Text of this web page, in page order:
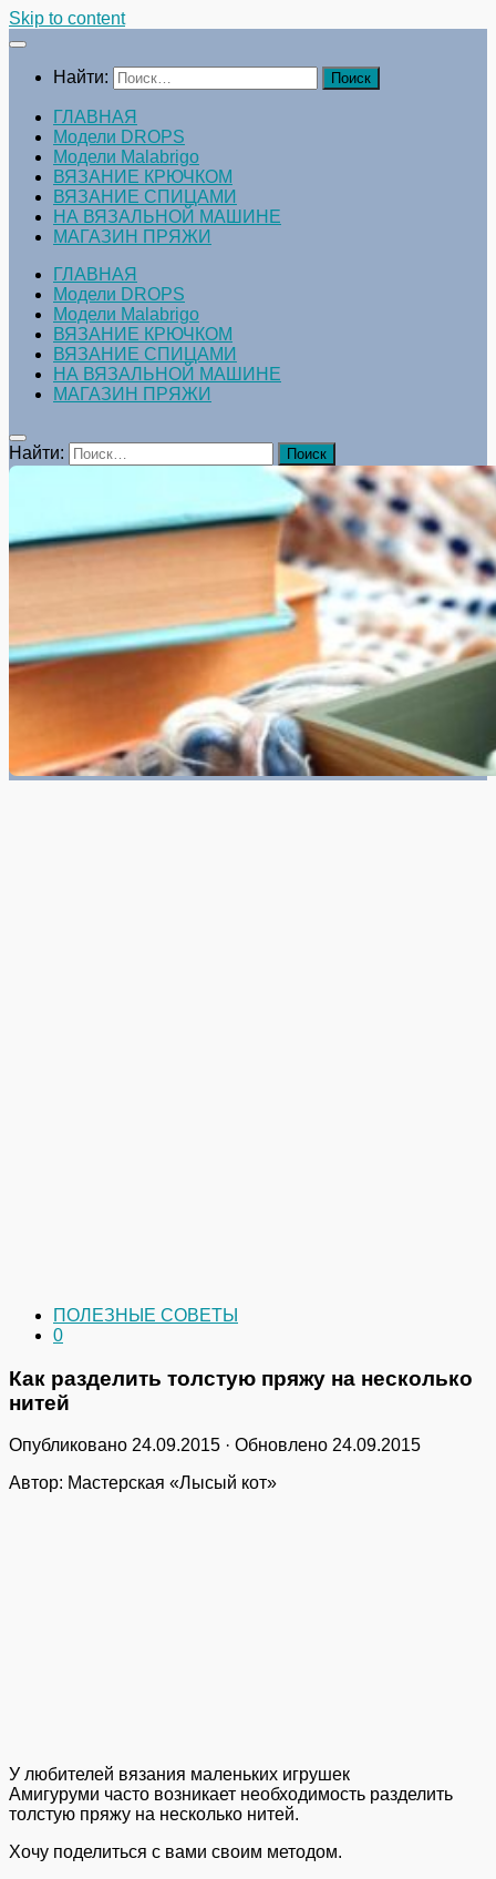
Skip to content
Найти:
ГЛАВНАЯ
Модели DROPS
Модели Malabrigo
ВЯЗАНИЕ КРЮЧКОМ
ВЯЗАНИЕ СПИЦАМИ
НА ВЯЗАЛЬНОЙ МАШИНЕ
МАГАЗИН ПРЯЖИ
ГЛАВНАЯ
Модели DROPS
Модели Malabrigo
ВЯЗАНИЕ КРЮЧКОМ
ВЯЗАНИЕ СПИЦАМИ
НА ВЯЗАЛЬНОЙ МАШИНЕ
МАГАЗИН ПРЯЖИ
Найти:
ПОЛЕЗНЫЕ СОВЕТЫ
0
Как разделить толстую пряжу на несколько
нитей
Опубликовано 24.09.2015 · Обновлено 24.09.2015
Автор: Мастерская «Лысый кот»
У любителей вязания маленьких игрушек
Амигуруми часто возникает необходимость разделить
толстую пряжу на несколько нитей.
Хочу поделиться с вами своим методом.